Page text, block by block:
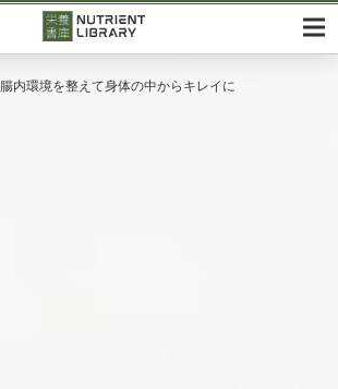
腸内環境を整えて身体の中からキレイに